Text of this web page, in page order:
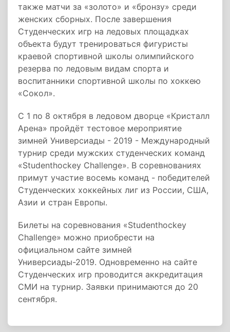
также матчи за «золото» и «бронзу» среди
женских сборных. После завершения
Студенческих игр на ледовых площадках
объекта будут тренироваться фигуристы
краевой спортивной школы олимпийского
резерва по ледовым видам спорта и
воспитанники спортивной школы по хоккею
«Сокол».
С 1 по 8 октября в ледовом дворце «Кристалл
Арена» пройдёт тестовое мероприятие
зимней Универсиады - 2019 - Международный
турнир среди мужских студенческих команд
«Studenthockey Challenge». В соревнованиях
примут участие восемь команд - победителей
Студенческих хоккейных лиг из России, США,
Азии и стран Европы.
Билеты на соревнования «Studenthockey
Challenge» можно приобрести на
официальном сайте зимней
Универсиады-2019. Одновременно на сайте
Студенческих игр проводится аккредитация
СМИ на турнир. Заявки принимаются до 20
сентября.